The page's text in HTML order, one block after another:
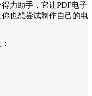
力助手，它让PDF电子
也想尝试制作自己的电